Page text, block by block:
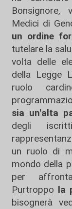
Bonsignore,
Medici di
un ordine
tutelare la
volta delle
della Legge
ruolo
sia un'alta
degli
un ruolo di
mondo della
per
Purtroppo la
bisognerà